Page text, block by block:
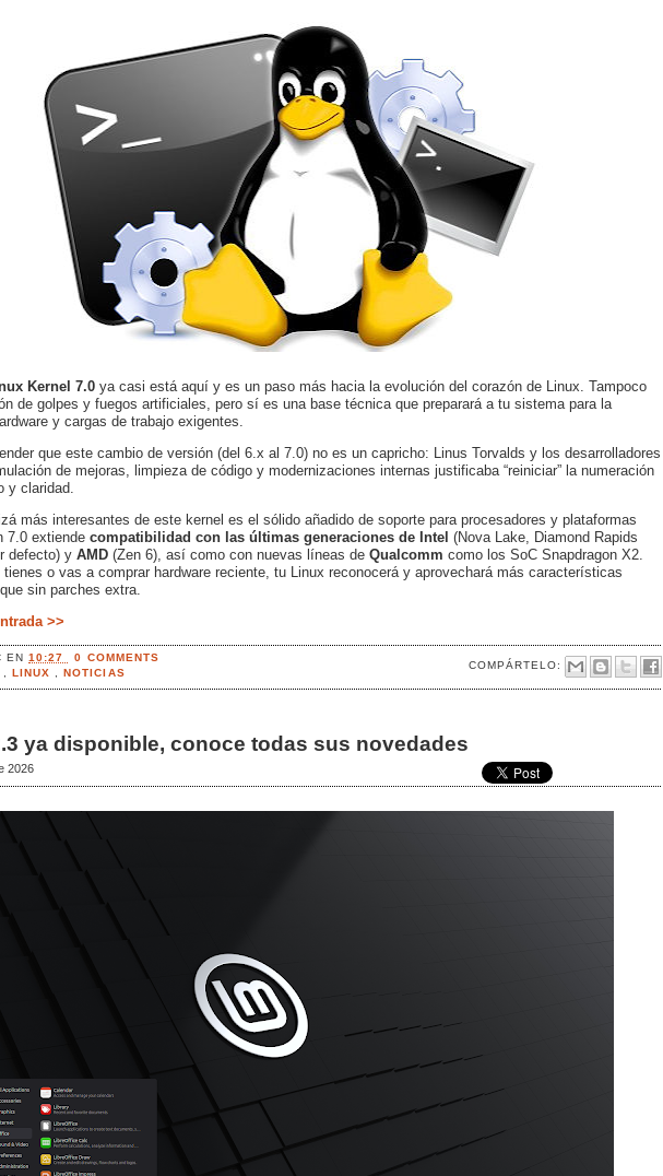
Kernel 7.0 ya casi está aquí y es un paso más hacia la evolución del corazón de Linux. Tampoco
de golpes y fuegos artificiales, pero sí es una base técnica que preparará a tu sistema para la
y cargas de trabajo exigentes.
que este cambio de versión (del 6.x al 7.0) no es un capricho: Linus Torvalds y los desarrolladores
de mejoras, limpieza de código y modernizaciones internas justificaba “reiniciar” la numeración
y claridad.
más interesantes de este kernel es el sólido añadido de soporte para procesadores y plataformas
7.0 extiende compatibilidad con las últimas generaciones de Intel (Nova Lake, Diamond Rapids
defecto) y AMD (Zen 6), así como con nuevas líneas de Qualcomm como los SoC Snapdragon X2.
o vas a comprar hardware reciente, tu Linux reconocerá y aprovechará más características
sin parches extra.
>>
EN10:27 0 COMMENTS
COMPÁRTELO:
,LINUX ,NOTICIAS
ya disponible, conoce todas sus novedades
2026